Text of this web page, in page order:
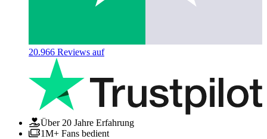
20.966 Reviews auf
Über 20 Jahre Erfahrung
1M+ Fans bedient